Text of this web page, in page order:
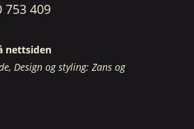
753 409
nettsiden
Design og styling: Zans og